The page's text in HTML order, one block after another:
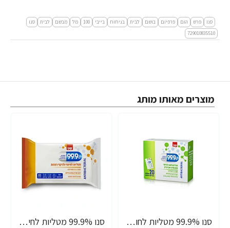
סנו פרש הום פרפיום בושם לבית בניחוח בייבי 100 מל מבשם לבית
סנו
729010835510
מוצרים מאותו מותג
סנו 99.9% מטליות לחות אישיות לחיטוי משטחים ואביזרים - 20 מגבונים
סנו 99.9% מטליות לחיטוי ולניקוי רצפות - 10 יחידות